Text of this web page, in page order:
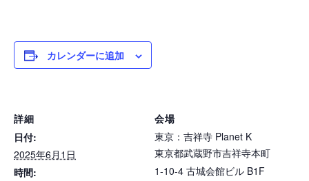
カレンダーに追加
詳細
日付:
2025年6月1日
時間:
会場
東京：吉祥寺 Planet K
東京都武蔵野市吉祥寺本町
1-10-4 古城会館ビル B1F